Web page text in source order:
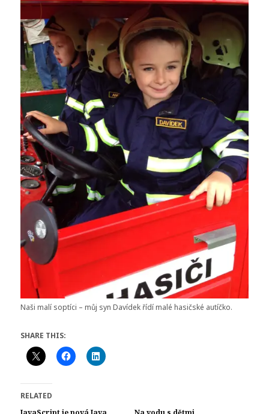
Naši malí soptíci – můj syn Davídek řídí malé hasičské autíčko.
SHARE THIS:
RELATED